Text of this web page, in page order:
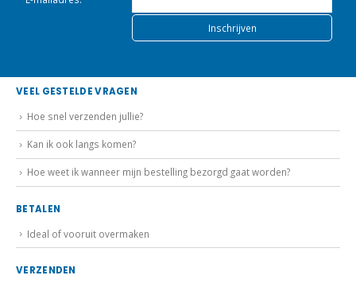
Kan ik ook langs komen?
Hoe weet ik wanneer mijn bestelling bezorgd gaat worden?